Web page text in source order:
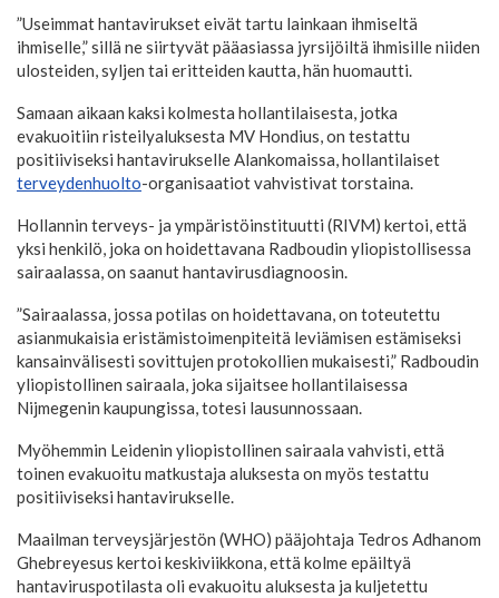
”Useimmat hantavirukset eivät tartu lainkaan ihmiseltä
ihmiselle,” sillä ne siirtyvät pääasiassa jyrsijöiltä ihmisille niiden
ulosteiden, syljen tai eritteiden kautta, hän huomautti.
Samaan aikaan kaksi kolmesta hollantilaisesta, jotka
evakuoitiin risteilyaluksesta MV Hondius, on testattu
positiiviseksi hantavirukselle Alankomaissa, hollantilaiset
terveydenhuolto-organisaatiot vahvistivat torstaina.
Hollannin terveys- ja ympäristöinstituutti (RIVM) kertoi, että
yksi henkilö, joka on hoidettavana Radboudin yliopistollisessa
sairaalassa, on saanut hantavirusdiagnoosin.
”Sairaalassa, jossa potilas on hoidettavana, on toteutettu
asianmukaisia eristämistoimenpiteitä leviämisen estämiseksi
kansainvälisesti sovittujen protokollien mukaisesti,” Radboudin
yliopistollinen sairaala, joka sijaitsee hollantilaisessa
Nijmegenin kaupungissa, totesi lausunnossaan.
Myöhemmin Leidenin yliopistollinen sairaala vahvisti, että
toinen evakuoitu matkustaja aluksesta on myös testattu
positiiviseksi hantavirukselle.
Maailman terveysjärjestön (WHO) pääjohtaja Tedros Adhanom
Ghebreyesus kertoi keskiviikkona, että kolme epäiltyä
hantaviruspotilasta oli evakuoitu aluksesta ja kuljetettu